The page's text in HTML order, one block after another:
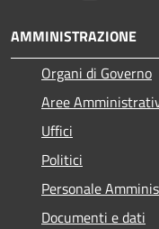
AMMINISTRAZIONE
Organi di Governo
Aree
Uffici
Politici
Personale
Documenti e dati